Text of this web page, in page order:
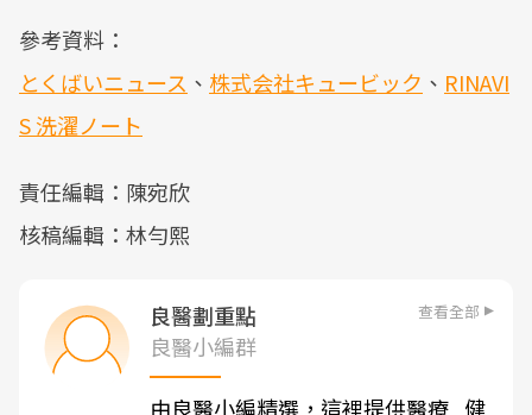
參考資料：
とくばいニュース 、 株式会社キュービック 、 RINAVI
S 洗濯ノート
責任編輯：陳宛欣
核稿編輯：林勻熙
良醫劃重點 查看全部
良醫小編群
由良醫小編精選，這裡提供醫療 健